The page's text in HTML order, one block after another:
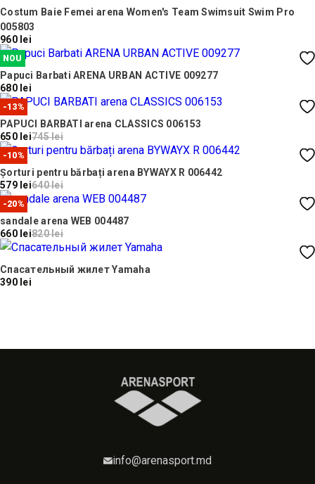
Costum Baie Femei arena Women's Team Swimsuit Swim Pro
005803
960 lei
NOU
Papuci Barbati ARENA URBAN ACTIVE 009277
680 lei
-13%
PAPUCI BARBATI arena CLASSICS 006153
650 lei745 lei
-10%
Șorturi pentru bărbați arena BYWAYX R 006442
579 lei640 lei
-20%
sandale arena WEB 004487
660 lei820 lei
Спасательный жилет Yamaha
390 lei
info@arenasport.md